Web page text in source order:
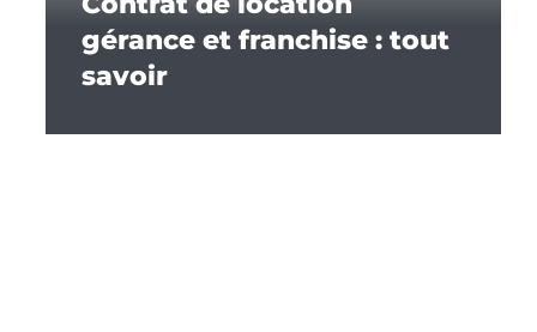
gérance et franchise : tout
savoir